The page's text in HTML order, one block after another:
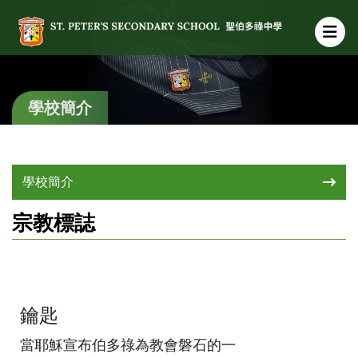
學校簡介
學校簡介
宗教標誌
鑰匙
當耶穌宣布伯多祿為教會磐石的一